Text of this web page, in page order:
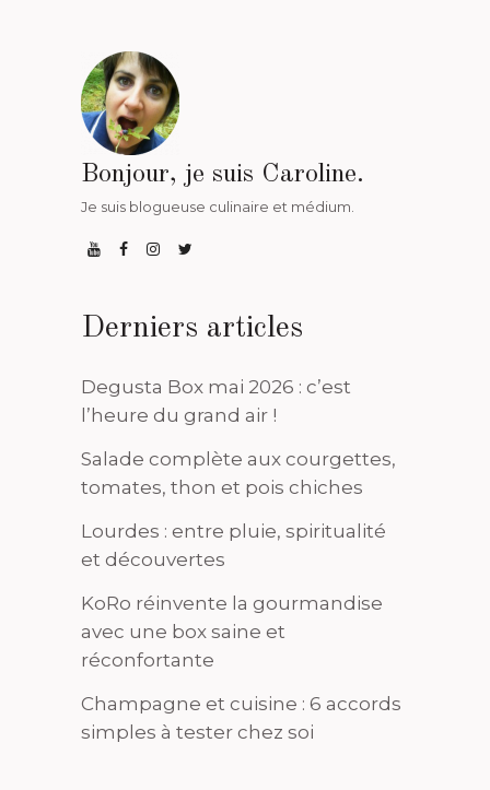
Bonjour, je suis Caroline.
Je suis blogueuse culinaire et médium.
Derniers articles
Degusta Box mai 2026 : c’est
l’heure du grand air !
Salade complète aux courgettes,
tomates, thon et pois chiches
Lourdes : entre pluie, spiritualité
et découvertes
KoRo réinvente la gourmandise
avec une box saine et
réconfortante
Champagne et cuisine : 6 accords
simples à tester chez soi